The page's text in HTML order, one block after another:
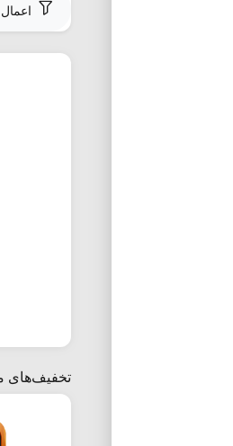
اعمال
تخفیف‌های